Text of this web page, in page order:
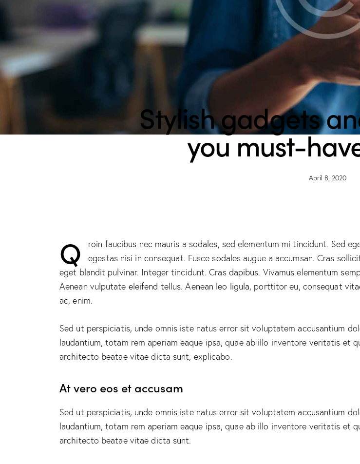
Stylish gadgets
you must-
April 8, 2020
Q
roin faucibus nec mauris a sodales, sed elementum mi tincidunt. Sed
egestas nisi in consequat. Fusce sodales augue a accumsan. Cras
eget blandit pulvinar. Integer tincidunt. Cras dapibus. Vivamus elementum
Aenean vulputate eleifend tellus. Aenean leo ligula, porttitor eu, consequat
ac, enim.
Sed ut perspiciatis, unde omnis iste natus error sit voluptatem accusantium
laudantium, totam rem aperiam eaque ipsa, quae ab illo inventore veritatis et
architecto beatae vitae dicta sunt, explicabo.
At vero eos et accusam
Sed ut perspiciatis, unde omnis iste natus error sit voluptatem accusantium
laudantium, totam rem aperiam eaque ipsa, quae ab illo inventore veritatis et
architecto beatae vitae dicta sunt.